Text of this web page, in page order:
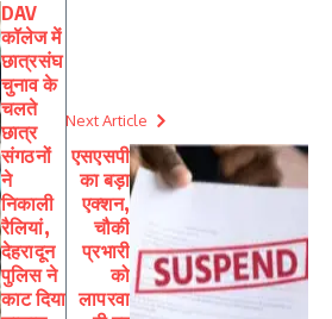
DAV
कॉलेज में
छात्रसंघ
चुनाव के
चलते
छात्र
संगठनों
ने
निकाली
रैलियां,
देहरादून
पुलिस ने
काट दिया
Next Article
एसएसपी
का बड़ा
एक्शन,
चौकी
प्रभारी
को
लापरवा